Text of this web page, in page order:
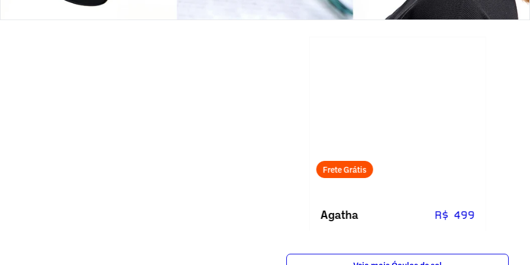
Frete Grátis
Agatha R$ 499